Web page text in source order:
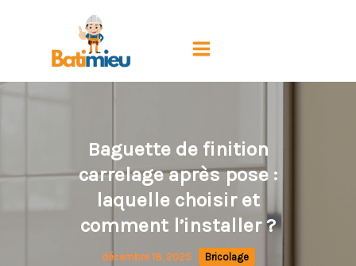
Baguette de finition
carrelage après pose :
laquelle choisir et
comment l’installer ?
décembre 18, 2025 Bricolage